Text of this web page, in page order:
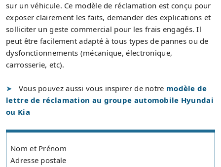
sur un véhicule. Ce modèle de réclamation est conçu pour
exposer clairement les faits, demander des explications et
solliciter un geste commercial pour les frais engagés. Il
peut être facilement adapté à tous types de pannes ou de
dysfonctionnements (mécanique, électronique,
carrosserie, etc).
Vous pouvez aussi vous inspirer de notre modèle de
lettre de réclamation au groupe automobile Hyundai
ou Kia
Nom et Prénom
Adresse postale